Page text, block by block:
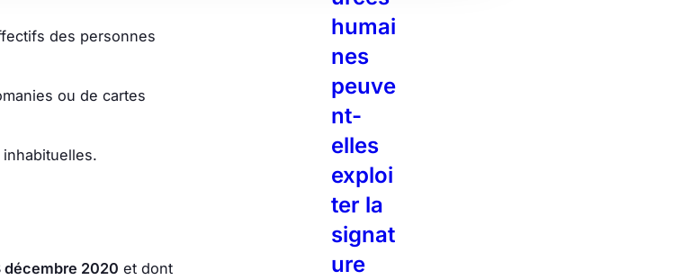
des personnes
ou de cartes
2020 et dont
humai
nes
peuve
nt-
elles
exploi
ter la
signat
ure